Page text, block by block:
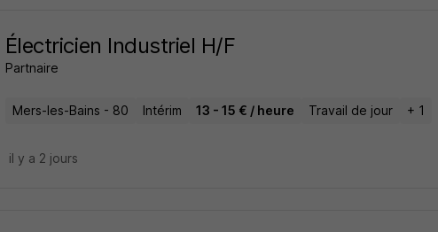
Électricien Industriel H/F
Partnaire
Mers-les-Bains - 80 Intérim 13 - 15 € / heure Travail de jour + 1
il y a 2 jours